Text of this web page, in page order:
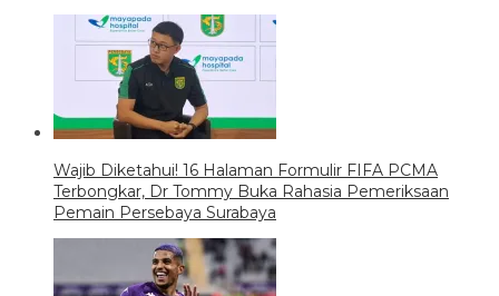
Wajib Diketahui! 16 Halaman Formulir FIFA PCMA
Terbongkar, Dr Tommy Buka Rahasia Pemeriksaan
Pemain Persebaya Surabaya